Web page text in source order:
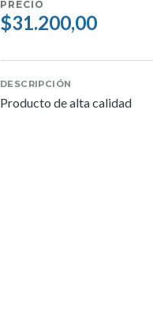
PRECIO
$31.200,00
DESCRIPCIÓN
Producto de alta calidad